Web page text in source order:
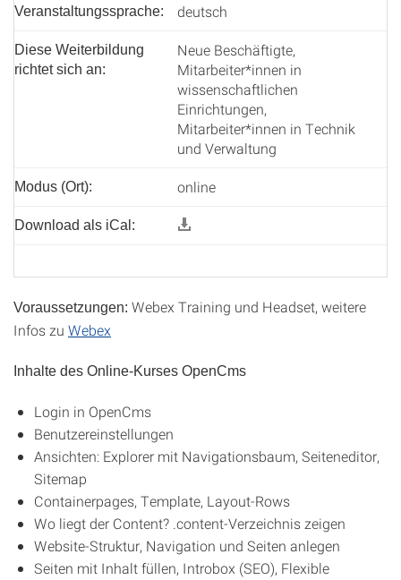
Veranstaltungssprache: deutsch
Diese Weiterbildung
richtet sich an:
Neue Beschäftigte,
Mitarbeiter*innen in
wissenschaftlichen
Einrichtungen,
Mitarbeiter*innen in Technik
und Verwaltung
Modus (Ort): online
Download als iCal:
Voraussetzungen: Webex Training und Headset, weitere
Infos zu Webex
Inhalte des Online-Kurses OpenCms
Login in OpenCms
Benutzereinstellungen
Ansichten: Explorer mit Navigationsbaum, Seiteneditor,
Sitemap
Containerpages, Template, Layout-Rows
Wo liegt der Content? .content-Verzeichnis zeigen
Website-Struktur, Navigation und Seiten anlegen
Seiten mit Inhalt füllen, Introbox (SEO), Flexible